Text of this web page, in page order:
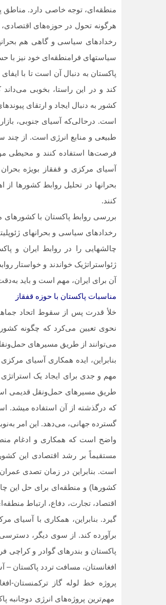
منطقه‏‌ای، توجه خاصی دارد.
هرگونه تحول در حوزه‌‏های
رخدادهای سیاسی و گاهی هم
سیاست‏های فرامنطقه‌‏ای خود نیز با
پاکستان به دنبال آن است تا با
کند و در این راستا، بخوبی
کشور به دنبال ایجاد و ارتقای
است. درحالی‌که آسیای جنوبی،
طبیعی و منابع انرژی است. از چند
فرصت‌ها استفاده کنند و محیطی
آسیای مرکزی و قفقاز بویژه بحران
بحران‏ها در تحلیل روابط کشورها از
کنند.
بررسی روابط پاکستان با
رخدادهای سیاسی و بحران‏های
چالش‏هایی را در روابط ایران و
ژئواستراتژیک خواندند و خواستار
آن برای ایران، مهم است و باید
مناسبات پاکستان با حوزه قفقاز
خلأ قدرت پس از سقوط اتحاد
نحوی تعیین می‌‏کرد که چگونه
می‌‏توانند از طریق مسیرهای
مهم و جدی برای ایجاد یک
طریق مسیرهای حمل‌ونقل قدیمی
که درگذشته از آن استفاده می‏شد.
گسترده جهانی، می‏‌دهد. این امر
واضح است که همکاری و ادغام
مستقیماً بر رشد اقتصادی این
است. بنابراین در زمان تصدی
کشورها) و منطقه‌ای برای حل این
اقتصاد، تجارت، دفاع، ارتباط
گیرد. بنابراین، همکاری با آسیای
برآورده کند. از سوی دیگر،
پاکستان و بندرهای گوادر و کراچی
افغانستان، مسافت تردد پاکستان – آسیای مرکزی را